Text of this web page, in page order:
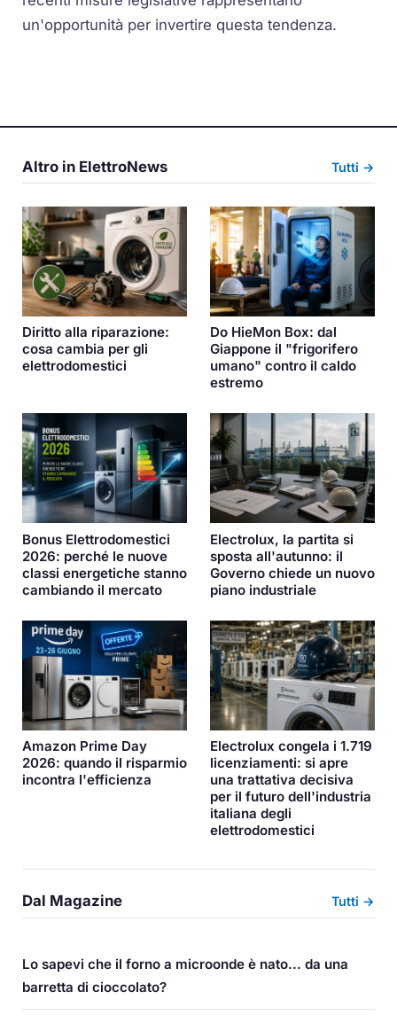
un'opportunità per invertire questa tendenza.
Altro in ElettroNews Tutti →
Diritto alla riparazione:
cosa cambia per gli
elettrodomestici
Do HieMon Box: dal
Giappone il "frigorifero
umano" contro il caldo
estremo
Bonus Elettrodomestici
2026: perché le nuove
classi energetiche stanno
cambiando il mercato
Electrolux, la partita si
sposta all'autunno: il
Governo chiede un nuovo
piano industriale
Amazon Prime Day
2026: quando il risparmio
incontra l'efficienza
Electrolux congela i 1.719
licenziamenti: si apre
una trattativa decisiva
per il futuro dell'industria
italiana degli
elettrodomestici
Dal Magazine Tutti →
Lo sapevi che il forno a microonde è nato... da una
barretta di cioccolato?